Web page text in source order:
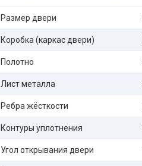
Размер двери
Коробка (каркас двери)
Полотно
Лист металла
Ребра жёсткости
Контуры уплотнения
Угол открывания двери